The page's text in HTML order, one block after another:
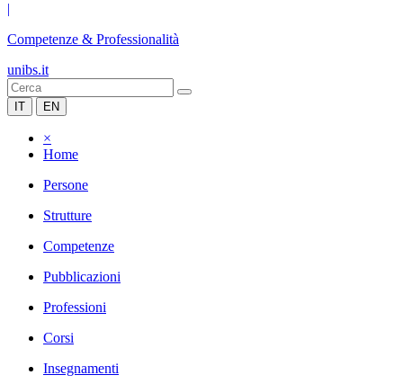
|
Competenze & Professionalità
unibs.it
IT EN
×
Home
Persone
Strutture
Competenze
Pubblicazioni
Professioni
Corsi
Insegnamenti